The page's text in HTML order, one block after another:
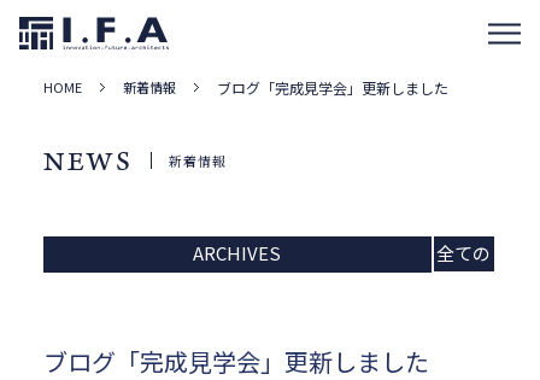
HOME 新着情報 ブログ「完成見学会」更新しました
NEWS 新着情報
ARCHIVES
全ての
ブログ「完成見学会」更新しました